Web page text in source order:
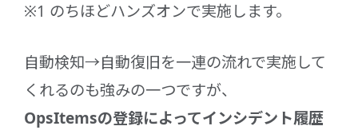
※1 のちほどハンズオンで実施します。
自動検知→自動復旧を一連の流れで実施して
くれるのも強みの一つですが、
OpsItemsの登録によってインシデント履歴